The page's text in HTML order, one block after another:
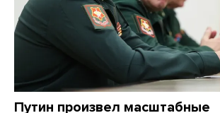
Путин произвел масштабные